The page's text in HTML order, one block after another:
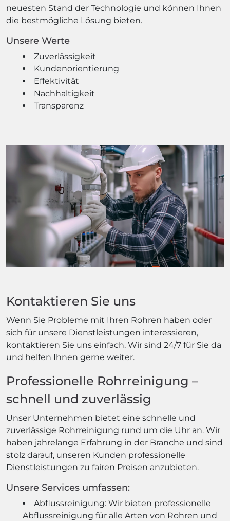
neuesten Stand der Technologie und können Ihnen
die bestmögliche Lösung bieten.
Unsere Werte
Zuverlässigkeit
Kundenorientierung
Effektivität
Nachhaltigkeit
Transparenz
Kontaktieren Sie uns
Wenn Sie Probleme mit Ihren Rohren haben oder
sich für unsere Dienstleistungen interessieren,
kontaktieren Sie uns einfach. Wir sind 24/7 für Sie da
und helfen Ihnen gerne weiter.
Professionelle Rohrreinigung –
schnell und zuverlässig
Unser Unternehmen bietet eine schnelle und
zuverlässige Rohrreinigung rund um die Uhr an. Wir
haben jahrelange Erfahrung in der Branche und sind
stolz darauf, unseren Kunden professionelle
Dienstleistungen zu fairen Preisen anzubieten.
Unsere Services umfassen:
Abflussreinigung: Wir bieten professionelle
Abflussreinigung für alle Arten von Rohren und